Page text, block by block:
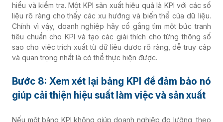
hiểu và kiểm tra. Một KPI sản xuất hiệu quả là KPI với các số
liệu rõ ràng cho thấy các xu hướng và biến thể của dữ liệu.
Chính vì vậy, doanh nghiệp hãy cố gắng tìm một bức tranh
tiêu chuẩn cho KPI và tạo các giải thích cho từng thông số
sao cho việc trích xuất từ ​​dữ liệu được rõ ràng, dễ truy cập
và quan trọng nhất là có thể thực hiện được.
Bước 8: Xem xét lại bảng KPI để đảm bảo nó
giúp cải thiện hiệu suất làm việc và sản xuất
Nếu một bảng KPI không giúp doanh nghiệp đo lường, theo